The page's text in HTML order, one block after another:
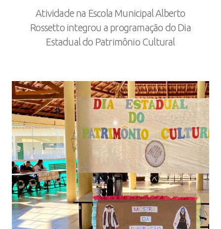
Atividade na Escola Municipal Alberto
Rossetto integrou a programação do Dia
Estadual do Patrimônio Cultural